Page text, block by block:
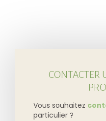
CONTACTER
Vous souhaitez
particulier ?